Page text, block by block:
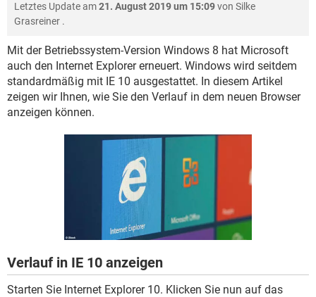
WHATSAPP TIKTOK
WINDOWS 10
WHATSAPP TIKTOK
FACEBOOK HARDWARE
SPIELE STREAMING
WINDOWS 10 INSTAGRAM
WHATSAPP TIKTOK
FACEBOOK
LEXIKON
SPIELE STREAMING
ANDROID IOS
WINDOWS 10 INSTAGRAM
WHATSAPP
HARDWARE
Letztes Update am21. August 2019 um 15:09von Silke
Grasreiner .
Mit der Betriebssystem-Version Windows 8 hat Microsoft
auch den Internet Explorer erneuert. Windows wird seitdem
standardmäßig mit IE 10 ausgestattet. In diesem Artikel
zeigen wir Ihnen, wie Sie den Verlauf in dem neuen Browser
anzeigen können.
Verlauf in IE 10 anzeigen
Starten Sie Internet Explorer 10. Klicken Sie nun auf das